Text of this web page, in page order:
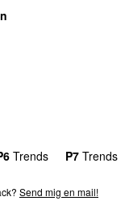
Trends P7 Trends
Send mig en mail!